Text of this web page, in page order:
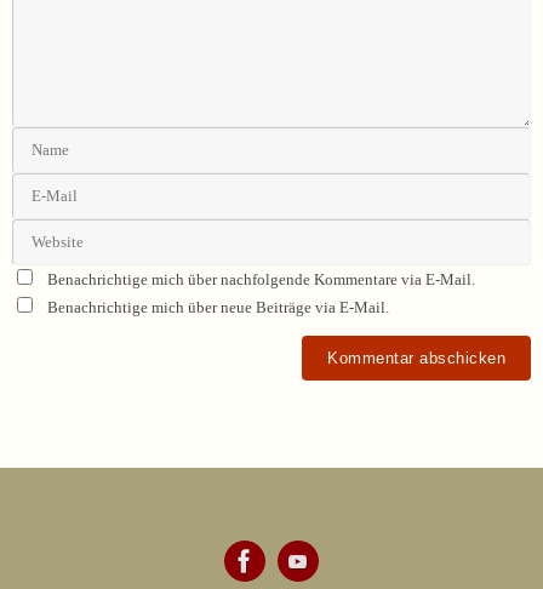
Benachrichtige mich über nachfolgende Kommentare via E-Mail.
Benachrichtige mich über neue Beiträge via E-Mail.